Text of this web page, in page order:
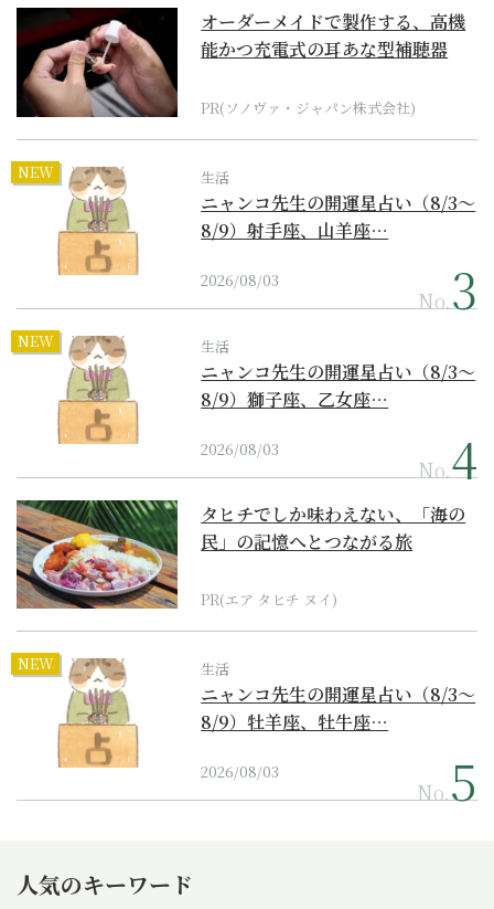
オーダーメイドで製作する、高機
能かつ充電式の耳あな型補聴器
PR(ソノヴァ・ジャパン株式会社)
NEW 生活
ニャンコ先生の開運星占い（8/3～
8/9）射手座、山羊座…
2026/08/03
No.
NEW 生活
ニャンコ先生の開運星占い（8/3～
8/9）獅子座、乙女座…
2026/08/03
No.
タヒチでしか味わえない、「海の
民」の記憶へとつながる旅
PR(エア タヒチ ヌイ)
NEW 生活
ニャンコ先生の開運星占い（8/3～
8/9）牡羊座、牡牛座…
2026/08/03
No.
人気のキーワード